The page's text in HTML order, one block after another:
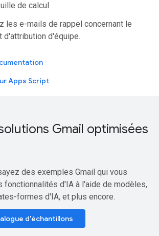
de calcul
les e-mails de rappel concernant le
d'attribution d'équipe.
Apps Script
Gmail optimisées
des exemples Gmail qui vous
fonctionnalités d'IA à l'aide de modèles,
formes d'IA, et plus encore.
d'échantillons